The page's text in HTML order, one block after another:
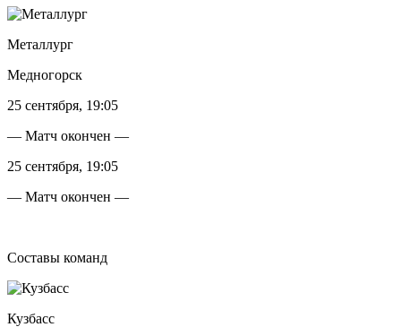
Металлург
Медногорск
25 сентября, 19:05
— Матч окончен —
25 сентября, 19:05
— Матч окончен —
Составы команд
Кузбасс